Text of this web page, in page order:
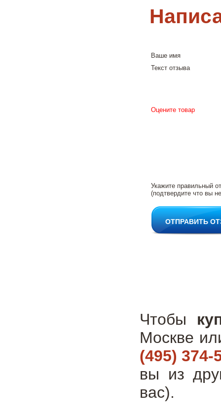
Ваше имя
Текст отзыва
Оцените товар
Укажите правильный
(подтвердите что вы
ОТПРАВИТЬ
Чтобы
Москве
(495) 374-
вы из
вас).